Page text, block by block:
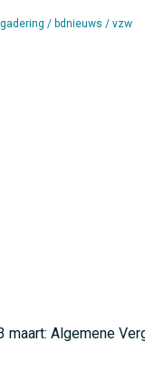
/ bdnieuws / vzw